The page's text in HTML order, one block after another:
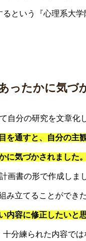
るという『心理系大
ったかに気づ
自分の研究を文章化
を通すと、自分の主
に気づかされました。
画書の形で作成しま
立てることができ
容に修正したいと思
分練られた内容で